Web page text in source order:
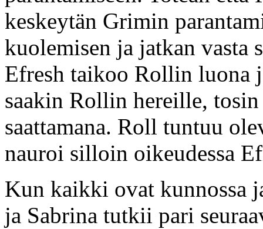
keskeytän Grimin
kuolemisen ja jatkan vasta
Efresh taikoo Rollin luona
saakin Rollin hereille,
saattamana. Roll tuntuu
nauroi silloin oikeudessa
Kun kaikki ovat kunnossa
ja Sabrina tutkii pari